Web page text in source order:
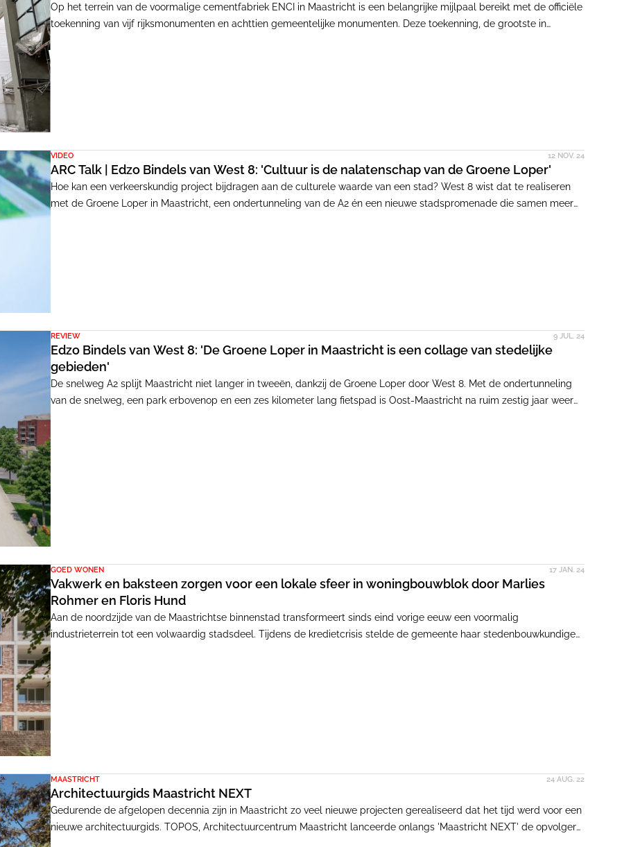
Op het terrein van de voormalige cementfabriek ENCI in Maastricht is een belangrijke mijlpaal bereikt met de officiële
toekenning van vijf rijksmonumenten en achttien gemeentelijke monumenten. Deze toekenning, de grootste in
VIDEO 12 NOV. 24
ARC Talk | Edzo Bindels van West 8: 'Cultuur is de nalatenschap van de Groene Loper'
Hoe kan een verkeerskundig project bijdragen aan de culturele waarde van een stad? West 8 wist dat te realiseren
met de Groene Loper in Maastricht, een ondertunneling van de A2 én een nieuwe stadspromenade die samen meer
REVIEW 9 JUL. 24
Edzo Bindels van West 8: 'De Groene Loper in Maastricht is een collage van stedelijke
gebieden'
De snelweg A2 splijt Maastricht niet langer in tweeën, dankzij de Groene Loper door West 8. Met de ondertunneling
van de snelweg, een park erbovenop en een zes kilometer lang fietspad is Oost-Maastricht na ruim zestig jaar weer
GOED WONEN 17 JAN. 24
Vakwerk en baksteen zorgen voor een lokale sfeer in woningbouwblok door Marlies
Rohmer en Floris Hund
Aan de noordzijde van de Maastrichtse binnenstad transformeert sinds eind vorige eeuw een voormalig
industrieterrein tot een volwaardig stadsdeel. Tijdens de kredietcrisis stelde de gemeente haar stedenbouwkundige
MAASTRICHT 24 AUG. 22
Architectuurgids Maastricht NEXT
Gedurende de afgelopen decennia zijn in Maastricht zo veel nieuwe projecten gerealiseerd dat het tijd werd voor een
nieuwe architectuurgids. TOPOS, Architectuurcentrum Maastricht lanceerde onlangs 'Maastricht NEXT' de opvolger